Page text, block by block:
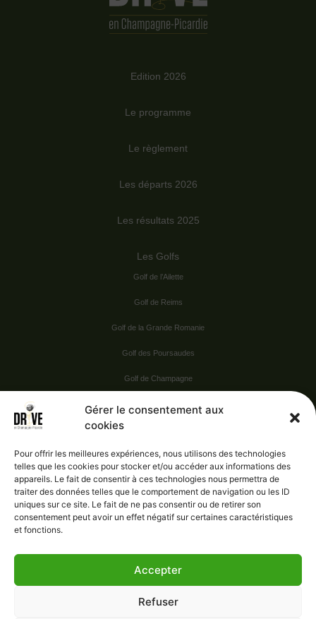
Gérer le consentement aux
cookies
Pour offrir les meilleures expériences, nous utilisons des technologies
telles que les cookies pour stocker et/ou accéder aux informations des
appareils. Le fait de consentir à ces technologies nous permettra de
traiter des données telles que le comportement de navigation ou les ID
uniques sur ce site. Le fait de ne pas consentir ou de retirer son
consentement peut avoir un effet négatif sur certaines caractéristiques
et fonctions.
Accepter
Refuser
Edition 2026
Le programme
Le règlement
Les départs 2026
Les résultats 2025
Les Golfs
Golf de l’Ailette
Golf de Reims
Golf de la Grande Romanie
Golf des Poursaudes
Golf de Champagne
Vie pratique
Nous contacter
Administration